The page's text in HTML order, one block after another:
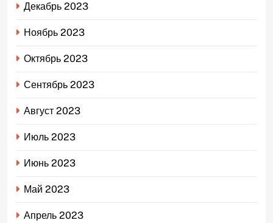
Декабрь 2023
Ноябрь 2023
Октябрь 2023
Сентябрь 2023
Август 2023
Июль 2023
Июнь 2023
Май 2023
Апрель 2023